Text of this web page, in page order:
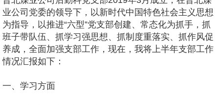
业公司党委的领导下，以新时代中国特色社会主义思想
为指导，以推进“六型”党支部创建、常态化为抓手，抓
班子带队伍、抓学习强思想、抓制度重落实、抓作风促
养成，全面加强支部工作，现在，我将上半年支部工作
情况汇报如下：
一、学习方面